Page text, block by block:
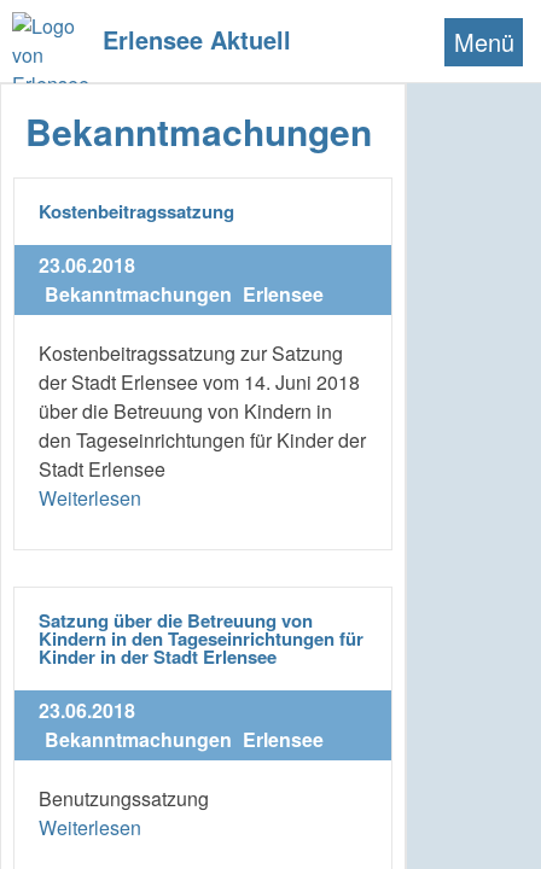
Erlensee Aktuell Menü
Bekanntmachungen
Kostenbeitragssatzung
23.06.2018
Bekanntmachungen Erlensee
Kostenbeitragssatzung zur Satzung
der Stadt Erlensee vom 14. Juni 2018
über die Betreuung von Kindern in
den Tageseinrichtungen für Kinder der
Stadt Erlensee
Weiterlesen
Satzung über die Betreuung von
Kindern in den Tageseinrichtungen für
Kinder in der Stadt Erlensee
23.06.2018
Bekanntmachungen Erlensee
Benutzungssatzung
Weiterlesen